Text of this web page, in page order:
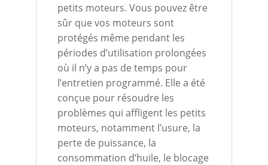
petits moteurs. Vous pouvez être
sûr que vos moteurs sont
protégés même pendant les
périodes d’utilisation prolongées
où il n’y a pas de temps pour
l’entretien programmé. Elle a été
conçue pour résoudre les
problèmes qui affligent les petits
moteurs, notamment l’usure, la
perte de puissance, la
consommation d’huile, le blocage